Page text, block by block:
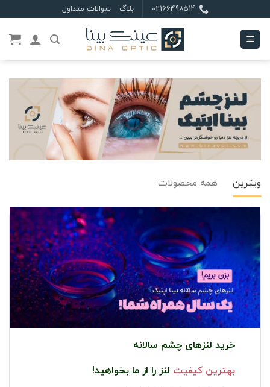
to
content
02166498514 بلاگ سوالات متداول
ویترین همه محصولات
خرید لنزهای چشم سالانه
بهترین کیفیت لنز را از ما بخواهید!